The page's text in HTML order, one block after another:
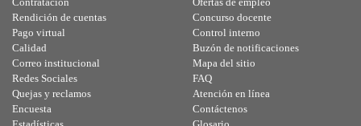
Rendición de cuentas
Pago virtual
Calidad
Concurso docente
Control interno
Buzón de notificaciones
Correo institucional
Redes Sociales
Quejas y reclamos
Encuesta
Mapa del sitio
FAQ
Atención en línea
Contáctenos